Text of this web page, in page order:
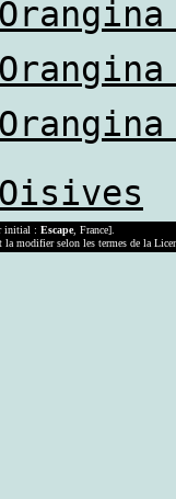
initial :Escape, France].
modifier selon les termes de la